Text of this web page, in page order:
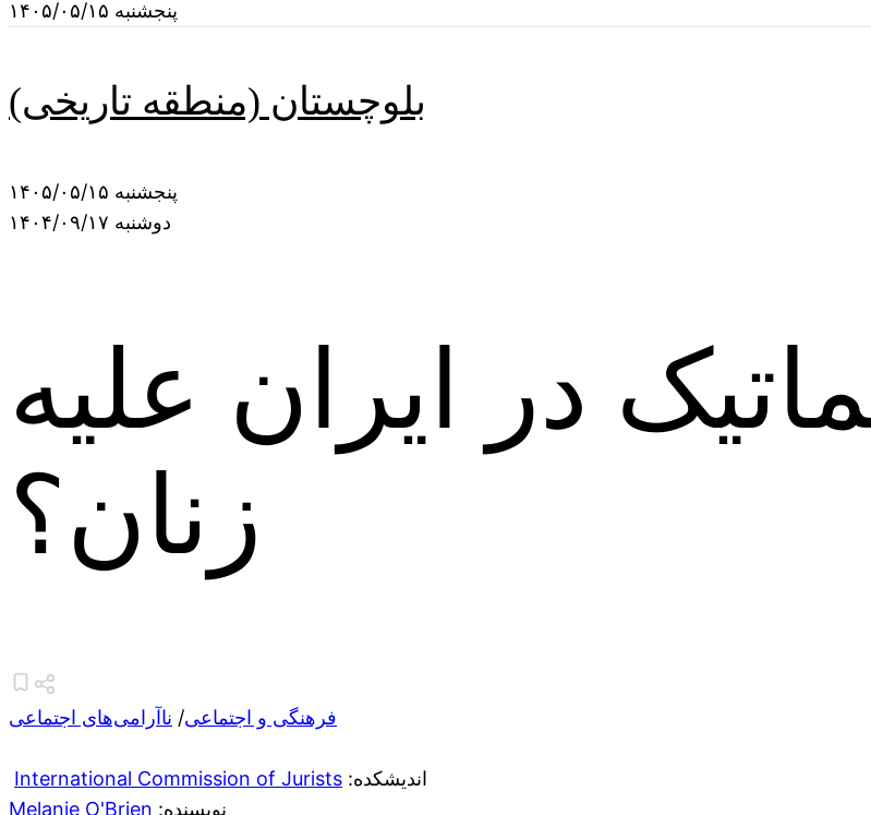
پنجشنبه ۱۴۰۵/۰۵/۱۵
بلوچستان (منطقه تاریخی)
پنجشنبه ۱۴۰۵/۰۵/۱۵
دوشنبه ۱۴۰۴/۰۹/۱۷
در ایران علیه
زنان؟
فرهنگی و اجتماعی/ ناآرامی‌های اجتماعی
International Commission of Jurists :اندیشکده
Melanie O'Brien :نویسنده